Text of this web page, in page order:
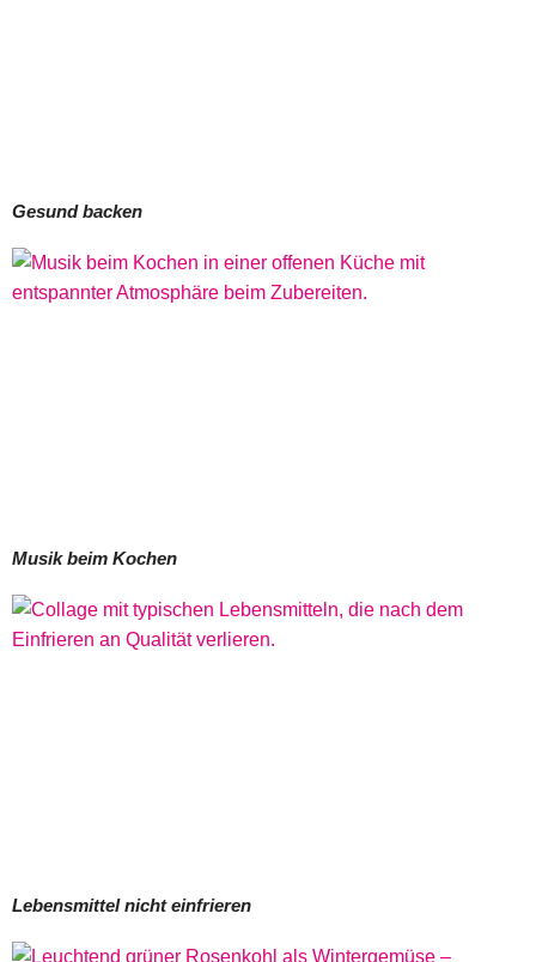
Gesund backen
Musik beim Kochen
Lebensmittel nicht einfrieren